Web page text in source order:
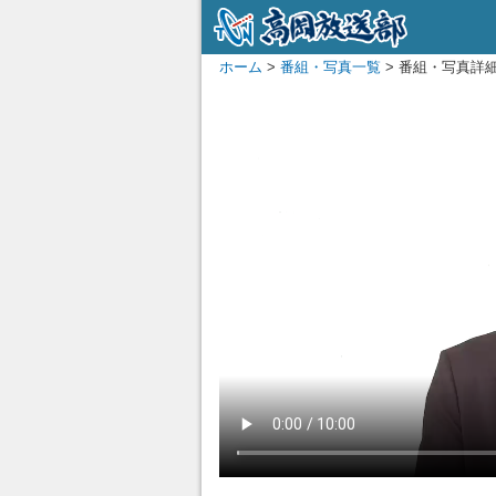
ホーム > 番組・写真一覧 > 番組・写真詳